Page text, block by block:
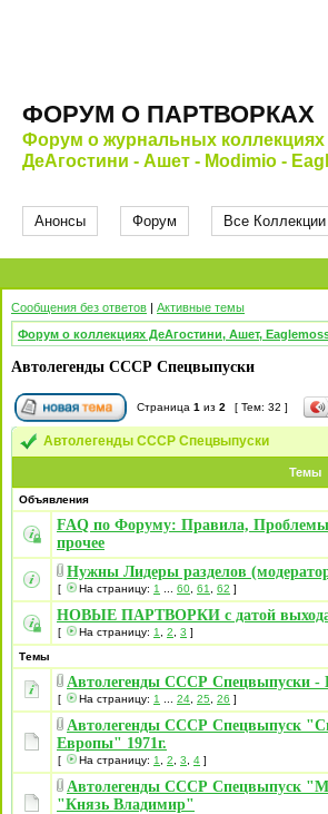
ФОРУМ О ПАРТВОРКАХ
Форум о журнальных коллекциях
ДеАгостини - Ашет - Modimio -
Анонсы Форум Все Коллекции
Сообщения без ответов | Активные темы
Форум о коллекциях ДеАгостини, Ашет,
Автолегенды СССР Спецвыпуски
Страница 1 из 2 [ Тем: 32 ]
Автолегенды СССР Спецвыпуски
Темы
Объявления
FAQ по Форуму: Правила,
прочее
Нужны Лидеры разделов
[ На страницу: 1 60 61 62 ]
НОВЫЕ ПАРТВОРКИ с датой выхода
[ На страницу: 1 2 3 ]
Темы
Автолегенды СССР Спецвыпуски -
[ На страницу: 1 24 25 26 ]
Автолегенды СССР Спецвыпуск
Европы" 1971г.
[ На страницу: 1 2 3 4 ]
Автолегенды СССР Спецвыпуск
"Князь Владимир"